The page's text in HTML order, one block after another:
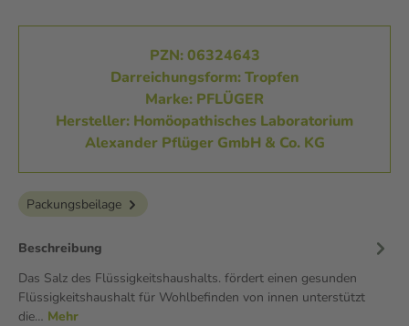
PZN: 06324643
Darreichungsform: Tropfen
Marke: PFLÜGER
Hersteller: Homöopathisches Laboratorium
Alexander Pflüger GmbH & Co. KG
Packungsbeilage
Beschreibung
Das Salz des Flüssigkeitshaushalts. fördert einen gesunden
Flüssigkeitshaushalt für Wohlbefinden von innen unterstützt
die… Mehr